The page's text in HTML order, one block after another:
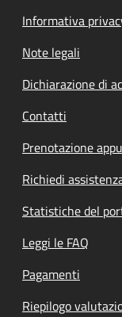
Informativa
Note legali
Dichiarazione di
Contatti
Prenotazione
Richiedi
Statistiche del
Leggi le FAQ
Pagamenti
Riepilogo